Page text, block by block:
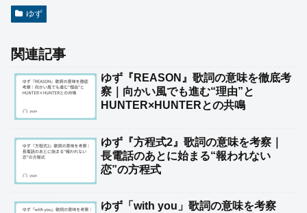
ゆず
関連記事
ゆず『REASON』歌詞の意味を徹底考
察｜向かい風でも進む“理由”と
HUNTER×HUNTERとの共鳴
ゆず『方程式2』歌詞の意味を考察｜
長電話のあとに始まる“報われない
恋”の方程式
ゆず「with you」歌詞の意味を考察